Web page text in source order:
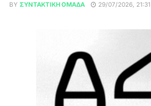
BY ΣΥΝΤΑΚΤΙΚΉ ΟΜΆΔΑ 29/07/2026, 21:31